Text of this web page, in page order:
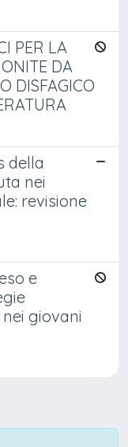
PER LA
DA
DISFAGICO
della
nei
revisione
e
giovani